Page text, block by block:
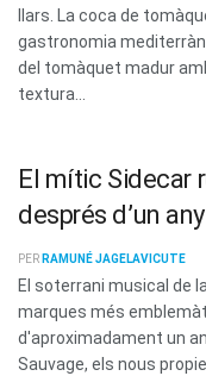
llars. La coca de
gastronomia
del tomàquet madur
textura...
El mític Sidecar
després d’un
PER RAMUNÉ JAGELAVICUTE
El soterrani musical de
marques més
d'aproximadament un
Sauvage, els nous